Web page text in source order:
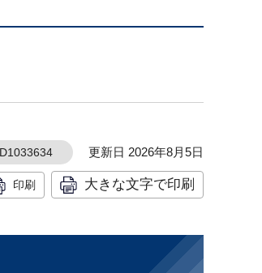
更新日 2026年8月5日
印刷 大きな文字で印刷